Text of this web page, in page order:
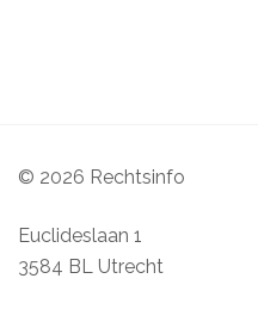
© 2026 Rechtsinfo
Euclideslaan 1
3584 BL Utrecht